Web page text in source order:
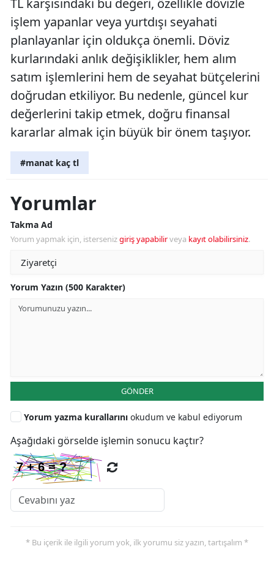
işlem yapanlar veya yurtdışı seyahati
planlayanlar için oldukça önemli. Döviz
kurlarındaki anlık değişiklikler, hem alım
satım işlemlerini hem de seyahat bütçelerini
doğrudan etkiliyor. Bu nedenle, güncel kur
değerlerini takip etmek, doğru finansal
kararlar almak için büyük bir önem taşıyor.
#manat kaç tl
Yorumlar
Takma Ad
Yorum yapmak için, istersenizgiriş yapabilirveya kayıt olabilirsiniz.
Yorum Yazın (500 Karakter)
GÖNDER
Yorum yazma kurallarını okudum ve kabul ediyorum
Aşağıdaki görselde işlemin sonucu kaçtır?
* Bu içerik ile ilgili yorum yok, ilk yorumu siz yazın, tartışalım *